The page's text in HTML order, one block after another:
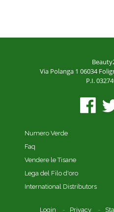
Via Polanga 1 06034
P.I.
Numero Verde
Faq
Vendere le Tisane
Lega del Filo d'oro
International Distributors
Login Privacy